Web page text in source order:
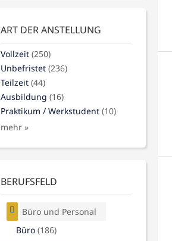
ART DER ANSTELLUNG
Vollzeit (250)
Unbefristet (236)
Teilzeit (44)
Ausbildung (16)
Praktikum / Werkstudent (10)
mehr »
BERUFSFELD
Büro und Personal
Büro (186)